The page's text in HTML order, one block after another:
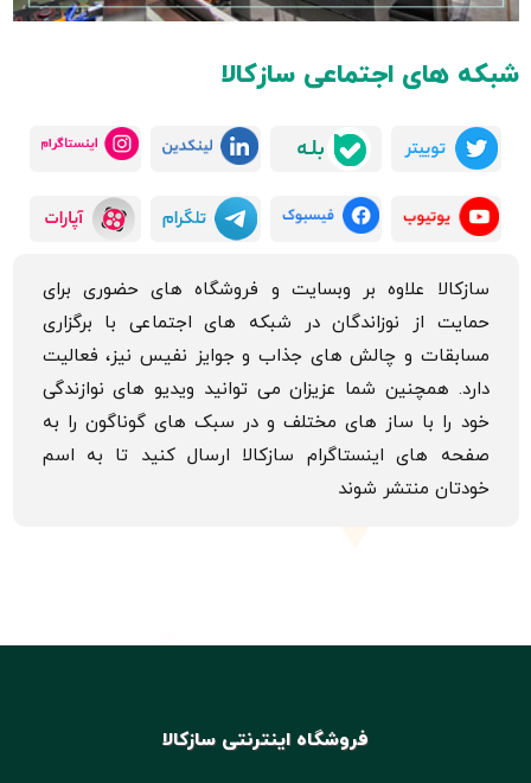
شبکه های اجتماعی سازکالا
سازکالا علاوه بر وبسایت و فروشگاه های حضوری برای
حمایت از نوزاندگان در شبکه های اجتماعی با برگزاری
مسابقات و چالش های جذاب و جوایز نفیس نیز، فعالیت
دارد. همچنین شما عزیزان می توانید ویدیو های نوازندگی
خود را با ساز های مختلف و در سبک های گوناگون را به
صفحه های اینستاگرام سازکالا ارسال کنید تا به اسم
خودتان منتشر شوند
فروشگاه اینترنتی سازکالا